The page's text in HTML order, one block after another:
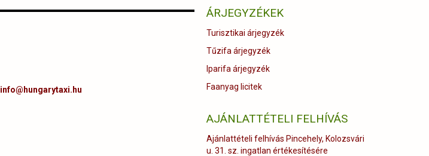
info@hungarytaxi.hu
ÁRJEGYZÉKEK
Turisztikai árjegyzék
Tűzifa árjegyzék
Iparifa árjegyzék
Faanyag licitek
AJÁNLATTÉTELI FELHÍVÁS
Ajánlattételi felhívás Pincehely, Kolozsvári
u. 31. sz. ingatlan értékesítésére